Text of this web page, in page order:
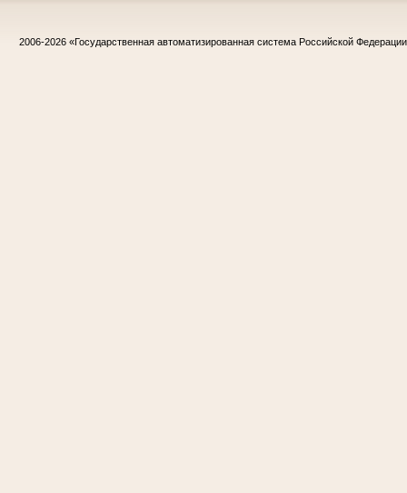
2006-2026 «Государственная автоматизированная система Российской